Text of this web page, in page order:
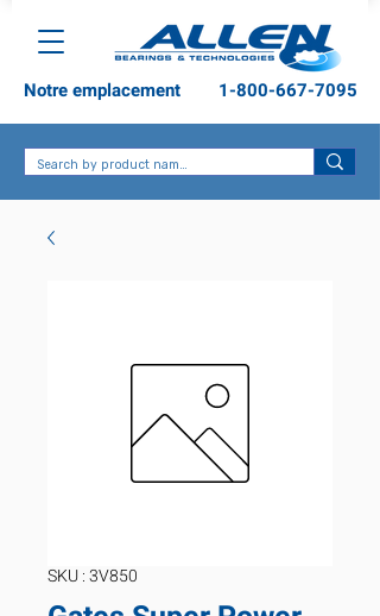
1-800-667-7095
Notre emplacement
SKU : 3V850